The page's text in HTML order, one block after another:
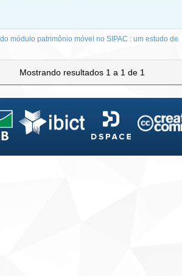
módulo patrimônio móvel no SIPAC : um estudo de
Mostrando resultados 1 a 1 de 1